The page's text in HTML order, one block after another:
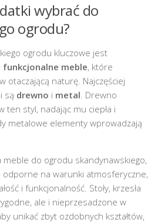
wybrać do
ogrodu?
ogrodu kluczowe jest
meble, które
otaczającą naturę. Najczęściej
są drewno i metal. Drewno
ten styl, nadając mu ciepła i
metalowe elementy wprowadzają
meble do ogrodu skandynawskiego,
odporne na warunki atmosferyczne,
i funkcjonalność. Stoły, krzesła
ale i nieprzesadzone w
unikać zbyt ozdobnych kształtów,